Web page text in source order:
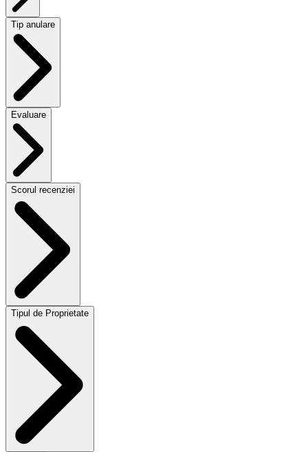
Tip anulare
Evaluare
Scorul recenziei
Tipul de Proprietate